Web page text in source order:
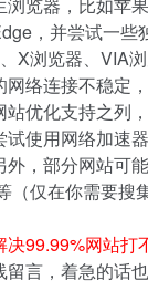
，并尝试一些
X浏览器、VIA浏
网络连接不稳定
优化支持之列
试使用网络加速
，部分网站可
（仅在你需要搜
99.99%网站打
言，着急的话